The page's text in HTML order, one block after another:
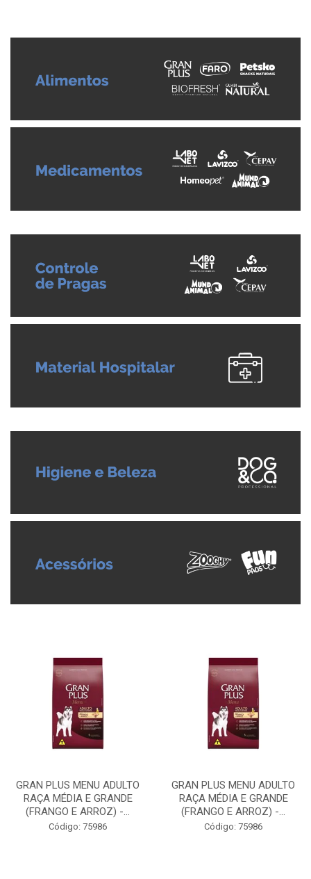
GRAN PLUS MENU ADULTO
RAÇA MÉDIA E GRANDE
(FRANGO E ARROZ) -...
Código: 75986
GRAN PLUS MENU ADULTO
RAÇA MÉDIA E GRANDE
(FRANGO E ARROZ) -...
Código: 75986